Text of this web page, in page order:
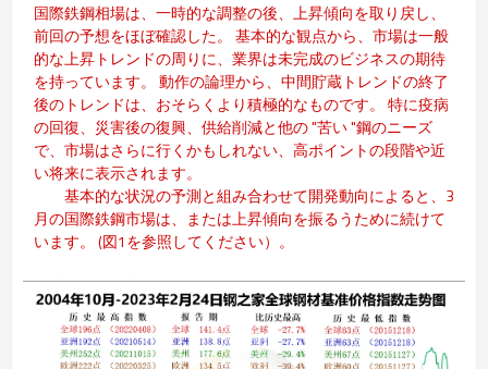
国際鉄鋼相場は、一時的な調整の後、上昇傾向を取り戻し、
前回の予想をほぼ確認した。 基本的な観点から、市場は一般
的な上昇トレンドの周りに、業界は未完成のビジネスの期待
を持っています。 動作の論理から、中間貯蔵トレンドの終了
後のトレンドは、おそらくより積極的なものです。 特に疫病
の回復、災害後の復興、供給削減と他の "苦い "鋼のニーズ
で、市場はさらに行くかもしれない、高ポイントの段階や近
い将来に表示されます。
基本的な状況の予測と組み合わせて開発動向によると、3
月の国際鉄鋼市場は、または上昇傾向を振るうために続けて
います。 (図1を参照してください）。